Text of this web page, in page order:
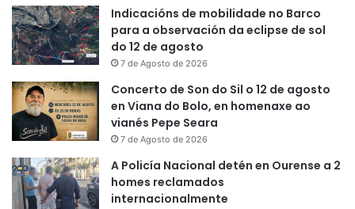
Indicacións de mobilidade no Barco
para a observación da eclipse de sol
do 12 de agosto
7 de Agosto de 2026
Concerto de Son do Sil o 12 de agosto
en Viana do Bolo, en homenaxe ao
vianés Pepe Seara
7 de Agosto de 2026
A Policía Nacional detén en Ourense a 2
homes reclamados
internacionalmente